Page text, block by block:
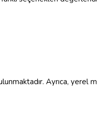
Ayrıca, yerel